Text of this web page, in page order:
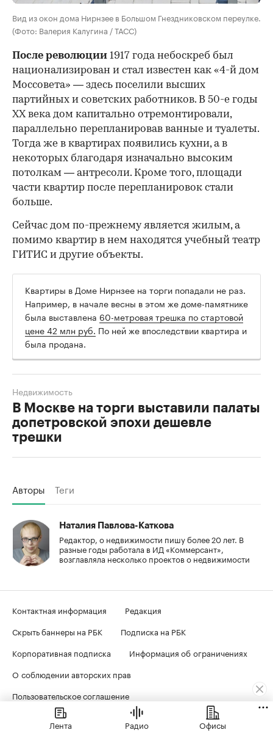
Вид из окон дома Нирнзее в Большом Гнездниковском переулке.
(Фото: Валерия Калугина / ТАСС)
После революции 1917 года небоскреб был
национализирован и стал известен как «4-й дом
Моссовета» — здесь поселили высших
партийных и советских работников. В 50-е годы
ХХ века дом капитально отремонтировали,
параллельно перепланировав ванные и туалеты.
Тогда же в квартирах появились кухни, а в
некоторых благодаря изначально высоким
потолкам — антресоли. Кроме того, площади
части квартир после перепланировок стали
больше.
Сейчас дом по-прежнему является жилым, а
помимо квартир в нем находятся учебный театр
ГИТИС и другие объекты.
Квартиры в Доме Нирнзее на торги попадали не раз.
Например, в начале весны в этом же доме-памятнике
была выставлена 60-метровая трешка по стартовой
цене 42 млн руб. По ней же впоследствии квартира и
была продана.
В Москве на торги выставили палаты
допетровской эпохи дешевле
трешки
Недвижимость
Авторы Теги
Наталия Павлова-Каткова
Редактор, о недвижимости пишу более 20 лет. В
разные годы работала в ИД «Коммерсант»,
возглавляла несколько проектов о недвижимости
Контактная информация
Редакция
Скрыть баннеры на РБК
Подписка на РБК
Корпоративная подписка
Информация об ограничениях
О соблюдении авторских прав
Пользовательское соглашение
Политика в отношении обработки персональных данных
Лента Радио Офисы